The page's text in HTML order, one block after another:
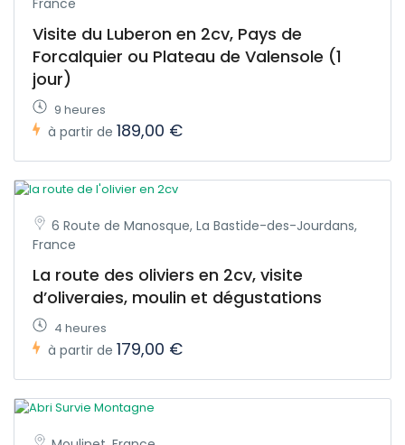
Visite du Luberon en 2cv, Pays de
Forcalquier ou Plateau de Valensole (1
jour)
9 heures
à partir de 189,00 €
6 Route de Manosque, La Bastide-des-Jourdans,
France
La route des oliviers en 2cv, visite
d’oliveraies, moulin et dégustations
4 heures
à partir de 179,00 €